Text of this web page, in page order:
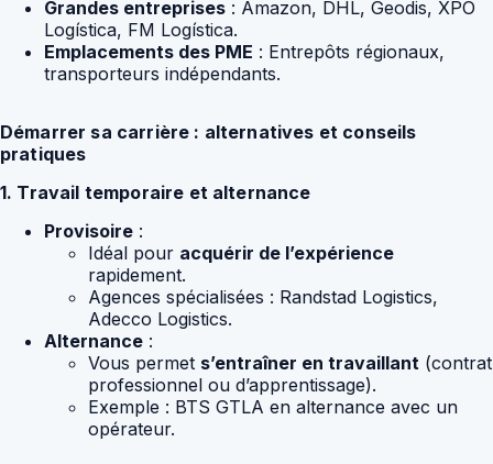
Grandes entreprises : Amazon, DHL, Geodis, XPO
Logística, FM Logística.
Emplacements des PME : Entrepôts régionaux,
transporteurs indépendants.
Démarrer sa carrière : alternatives et conseils
pratiques
1. Travail temporaire et alternance
Provisoire :
Idéal pour acquérir de l’expérience
rapidement.
Agences spécialisées : Randstad Logistics,
Adecco Logistics.
Alternance :
Vous permet s’entraîner en travaillant (contrat
professionnel ou d’apprentissage).
Exemple : BTS GTLA en alternance avec un
opérateur.